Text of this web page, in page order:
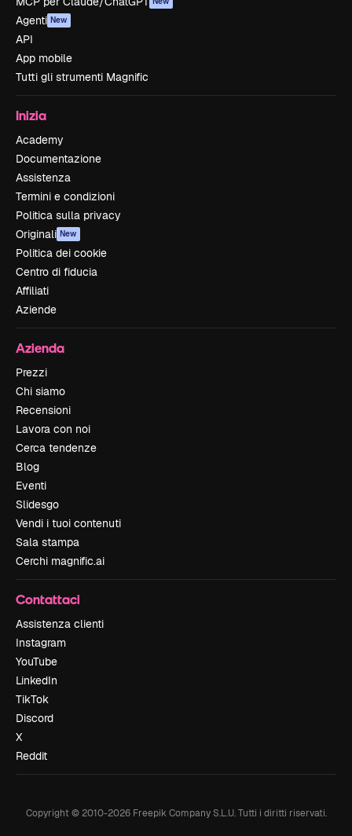
Agenti New
API
App mobile
Tutti gli strumenti Magnific
Inizia
Academy
Documentazione
Assistenza
Termini e condizioni
Politica sulla privacy
Originali New
Politica dei cookie
Centro di fiducia
Affiliati
Aziende
Azienda
Prezzi
Chi siamo
Recensioni
Lavora con noi
Cerca tendenze
Blog
Eventi
Slidesgo
Vendi i tuoi contenuti
Sala stampa
Cerchi magnific.ai
Contattaci
Assistenza clienti
Instagram
YouTube
LinkedIn
TikTok
Discord
X
Reddit
Copyright © 2010-2026Freepik Company S.L.U. Tutti i diritti riservati.